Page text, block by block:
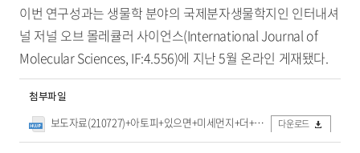
이번 연구성과는 생물학 분야의 국제분자생물학지인 인터내셔
널 저널 오브 몰레큘러 사이언스(International Journal of
Molecular Sciences, IF:4.556)에 지난 5월 온라인 게재됐다.
첨부파일
보도자료(210727)+아토피+있으면+미세먼지+더+깊이+침투한다.hwp 다운로드